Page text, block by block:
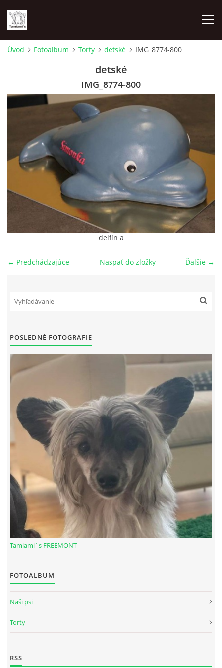
NAŠI ŠAMPIÓNI
FOTOALBUM
Z TEÓRIE
KONTAKT
© 2026 eStránky.sk|RSS
Úvod Fotoalbum Torty detské IMG_8774-800
detské
IMG_8774-800
delfín a
← Predchádzajúce Ďalšie →
Naspäť do zložky
POSLEDNÉ FOTOGRAFIE
Tamiami´s FREEMONT
FOTOALBUM
Naši psi
Torty
RSS